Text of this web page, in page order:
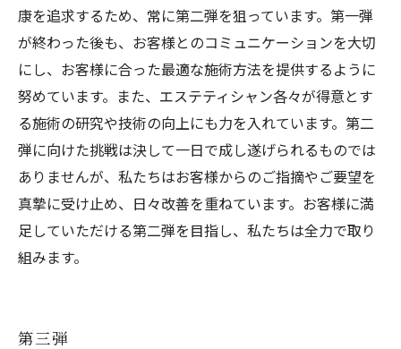
康を追求するため、常に第二弾を狙っています。第一弾
が終わった後も、お客様とのコミュニケーションを大切
にし、お客様に合った最適な施術方法を提供するように
努めています。また、エステティシャン各々が得意とす
る施術の研究や技術の向上にも力を入れています。第二
弾に向けた挑戦は決して一日で成し遂げられるものでは
ありませんが、私たちはお客様からのご指摘やご要望を
真摯に受け止め、日々改善を重ねています。お客様に満
足していただける第二弾を目指し、私たちは全力で取り
組みます。
第三弾